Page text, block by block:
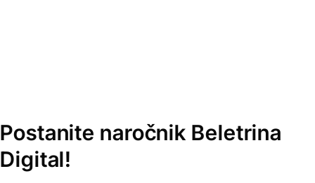
Postanite naročnik Beletrina
Digital!